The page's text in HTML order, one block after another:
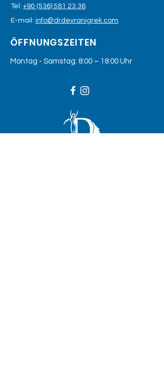
Tel: +90 (536) 581 23 36
E-mail: info@drdevranigrek.com
ÖFFNUNGSZEITEN
Montag - Samstag: 8:00 – 18:00 Uhr